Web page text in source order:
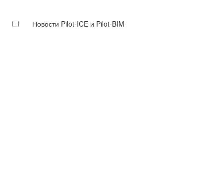
Новости Pilot-ICE и Pilot-BIM